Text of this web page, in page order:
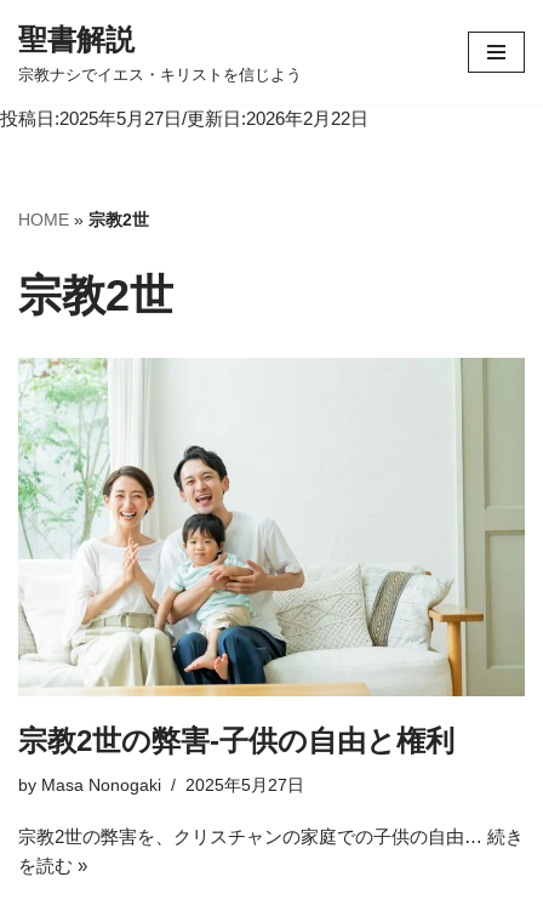
コ
テ
へ
キ
ッ
聖書解説
宗教ナシでイエス・キリストを信じよう
投稿日:2025年5月27日/更新日:2026年2月22日
HOME » 宗教2世
宗教2世
宗教2世の弊害-子供の自由と権利
by Masa Nonogaki 2025年5月27日
宗教2世の弊害を、クリスチャンの家庭での子供の自由… 続き
を読む »